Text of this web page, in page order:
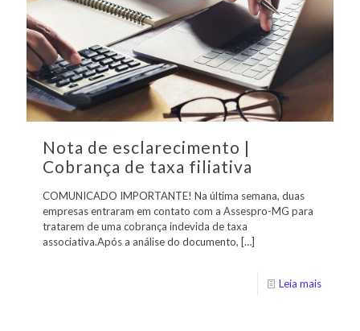
Nota de esclarecimento |
Cobrança de taxa filiativa
COMUNICADO IMPORTANTE! Na última semana, duas
empresas entraram em contato com a Assespro-MG para
tratarem de uma cobrança indevida de taxa
associativa.Após a análise do documento, […]
Leia mais